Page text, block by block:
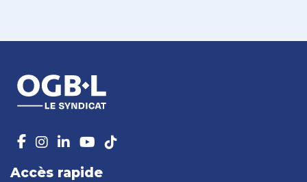
Accès rapide